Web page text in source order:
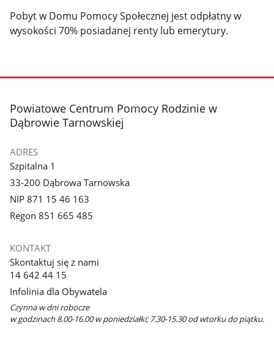
Pobyt w Domu Pomocy Społecznej jest odpłatny w
wysokości 70% posiadanej renty lub emerytury.
stopka
Powiatowe Centrum Pomocy Rodzinie w
Dąbrowie Tarnowskiej
ADRES
Szpitalna 1
33-200 Dąbrowa Tarnowska
NIP 871 15 46 163
Regon 851 665 485
KONTAKT
Skontaktuj się z nami
14 642 44 15
Infolinia dla Obywatela
Czynna w dni robocze
w godzinach 8.00-16.00 w poniedziałki; 7.30-15.30 od wtorku do piątku.